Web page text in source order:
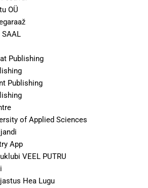
OÜ
SAAL
Publishing
Publishing
of Applied Sciences
App
VEEL PUTRU
Hea Lugu